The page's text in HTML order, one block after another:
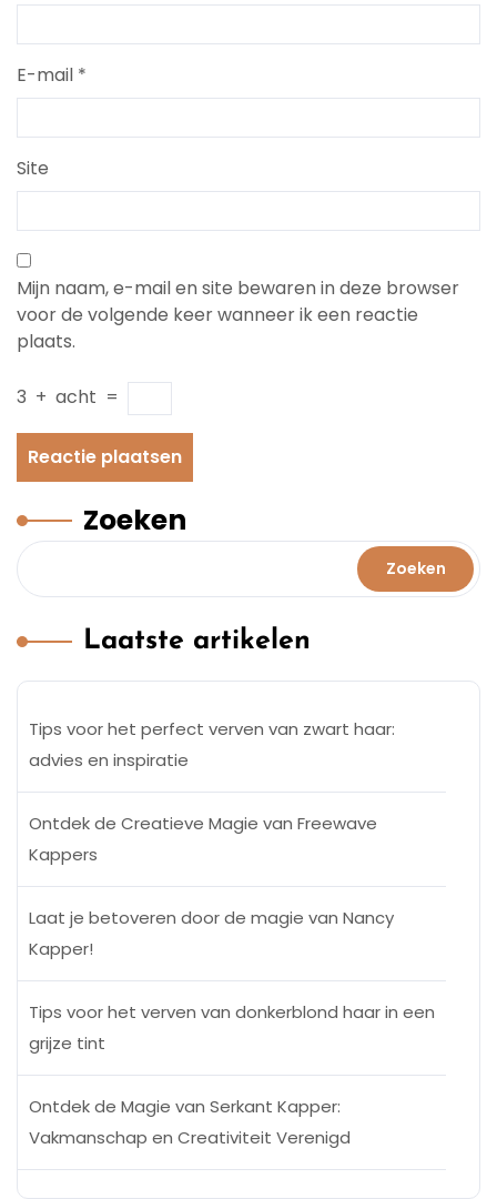
E-mail *
Site
Mijn naam, e-mail en site bewaren in deze browser
voor de volgende keer wanneer ik een reactie
plaats.
3 + acht =
Zoeken
Zoeken
Laatste artikelen
Tips voor het perfect verven van zwart haar:
advies en inspiratie
Ontdek de Creatieve Magie van Freewave
Kappers
Laat je betoveren door de magie van Nancy
Kapper!
Tips voor het verven van donkerblond haar in een
grijze tint
Ontdek de Magie van Serkant Kapper:
Vakmanschap en Creativiteit Verenigd